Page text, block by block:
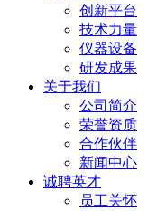
创新平台
技术力量
仪器设备
研发成果
关于我们
公司简介
荣誉资质
合作伙伴
新闻中心
诚聘英才
员工关怀